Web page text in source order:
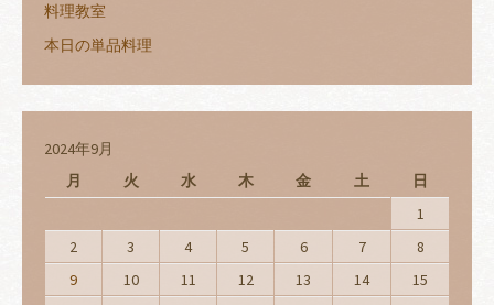
料理教室
本日の単品料理
2024年9月
月
火 水 木 金 土 日
1
2
3 4 5 6 7
8
9
10 11 12 13 14
15